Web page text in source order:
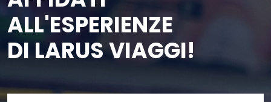
ALL'ESPERIENZE
DI LARUS VIAGGI!